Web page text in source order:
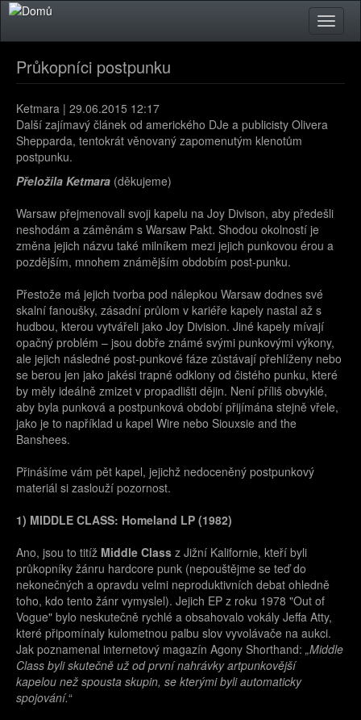
Přejít k hlavnímu obsahu
Toggle
Průkopníci postpunku
Ketmara | 29.06.2015 12:17
Další zajímavý článek od amerického DJe a publicisty Olivera
Shepparda, tentokrát věnovaný zapomenutým klenotům
postpunku.
Přeložila Ketmara (děkujeme)
Warsaw přejmenovali svoji kapelu na Joy Divison, aby předešli
neshodám a záměnám s Warsaw Pakt. Shodou okolností je
změna jejich názvu také milníkem mezi jejich punkovou érou a
pozdějším, mnohem známějším obdobím post-punku.
Přestože má jejich tvorba pod nálepkou Warsaw dodnes své
skalní fanoušky, zásadní průlom v kariéře kapely nastal až s
hudbou, kterou vytvářeli jako Joy Division. Jiné kapely mívají
opačný problém – jsou dobře známé svými punkovými výkony,
ale jejich následné post-punkové fáze zůstávají přehlíženy nebo
se berou jen jako jakési trapné odklony od čistého punku, které
by měly ideálně zmizet v propadlišti dějin. Není příliš obvyklé,
aby byla punková a postpunková období přijímána stejně vřele,
jako je to například u kapel Wire nebo Siouxsie and the
Banshees.
Přinášíme vám pět kapel, jejichž nedoceněný postpunkový
materiál si zaslouží pozornost.
1) MIDDLE CLASS: Homeland LP (1982)
Ano, jsou to titíž Middle Class z Jižní Kalifornie, kteří byli
průkopníky žánru hardcore punk (nepouštějme se teď do
nekonečných a opravdu velmi neproduktivních debat ohledně
toho, kdo tento žánr vymyslel). Jejich EP z roku 1978 "Out of
Vogue" bylo neskutečně rychlé a obsahovalo vokály Jeffa Atty,
které připomínaly kulometnou palbu slov vyvolávače na aukci.
Jak poznamenal internetový magazín Agony Shorthand: „Middle
Class byli skutečně už od první nahrávky artpunkovější
kapelou než spousta skupin, se kterými byli automaticky
spojování.“